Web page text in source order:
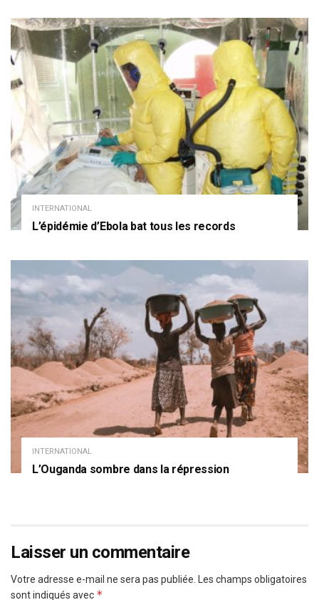
INTERNATIONAL
L’épidémie d’Ebola bat tous les records
INTERNATIONAL
L’Ouganda sombre dans la répression
Laisser un commentaire
Votre adresse e-mail ne sera pas publiée. Les champs obligatoires
sont indiqués avec *